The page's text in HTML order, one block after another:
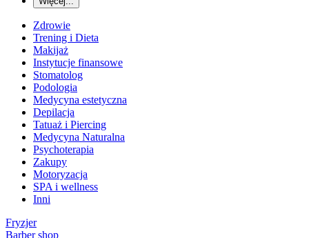
Zdrowie
Trening i Dieta
Makijaż
Instytucje finansowe
Stomatolog
Podologia
Medycyna estetyczna
Depilacja
Tatuaż i Piercing
Medycyna Naturalna
Psychoterapia
Zakupy
Motoryzacja
SPA i wellness
Inni
Fryzjer
Barber shop